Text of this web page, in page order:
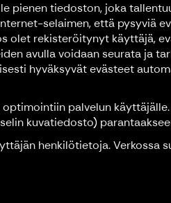
pienen tiedoston, joka
selaimen, että pysyviä
olet rekisteröitynyt käyttäjä,
avulla voidaan seurata ja
hyväksyvät evästeet
palvelun
kuvatiedosto)
henkilötietoja.